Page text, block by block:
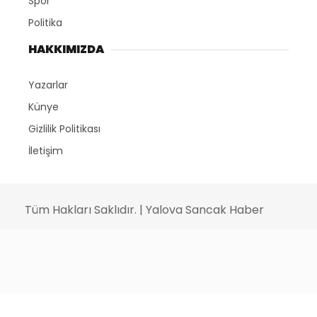
Politika
HAKKIMIZDA
Yazarlar
Künye
Gizlilik Politikası
İletişim
Tüm Hakları Saklıdır. | Yalova Sancak Haber